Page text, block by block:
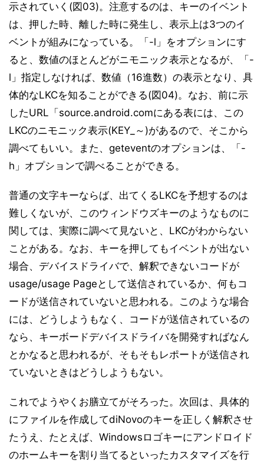
示されていく(図03)。注意するのは、キーのイベント
は、押した時、離した時に発生し、表示上は3つのイ
ベントが組みになっている。「-l」をオプションにす
ると、数値のほとんどがニモニック表示となるが、「-
l」指定しなければ、数値（16進数）の表示となり、具
体的なLKCを知ることができる(図04)。なお、前に示
したURL「source.android.comにある表には、この
LKCのニモニック表示(KEY_～)があるので、そこから
調べてもいい。また、geteventのオプションは、「-
h」オプションで調べることができる。
普通の文字キーならば、出てくるLKCを予想するのは
難しくないが、このウィンドウズキーのようなものに
関しては、実際に調べて見ないと、LKCがわからない
ことがある。なお、キーを押してもイベントが出ない
場合、デバイスドライバで、解釈できないコードが
usage/usage Pageとして送信されているか、何もコ
ードが送信されていないと思われる。このような場合
には、どうしようもなく、コードが送信されているの
なら、キーボードデバイスドライバを開発すればなん
とかなると思われるが、そもそもレポートが送信され
ていないときはどうしようもない。
これでようやくお膳立てがそろった。次回は、具体的
にファイルを作成してdiNovoのキーを正しく解釈させ
たうえ、たとえば、Windowsロゴキーにアンドロイド
のホームキーを割り当てるといったカスタマイズを行